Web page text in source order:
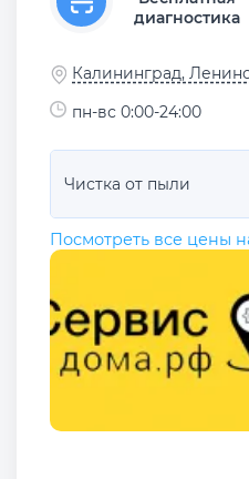
диагностика
Калининград,
пн-вс 0:00-24:00
Чистка от пыли
Посмотреть все цены